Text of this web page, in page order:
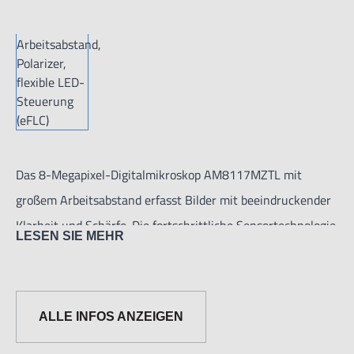
Das 8-Megapixel-Digitalmikroskop AM8117MZTL mit
großem Arbeitsabstand erfasst Bilder mit beeindruckender
Klarheit und Schärfe. Die fortschrittliche Sensortechnologie
Aufnahmen.
LESEN SIE MEHR
ALLE INFOS ANZEIGEN